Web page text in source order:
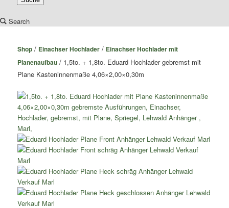
Search
wechseln
Shop / Einachser Hochlader / Einachser Hochlader mit
Planenaufbau / 1,5to. + 1,8to. Eduard Hochlader gebremst mit
Plane Kasteninnenmaße 4,06×2,00×0,30m